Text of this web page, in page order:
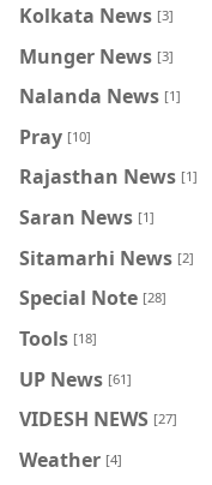
Kolkata News [3]
Munger News [3]
Nalanda News [1]
Pray [10]
Rajasthan News [1]
Saran News [1]
Sitamarhi News [2]
Special Note [28]
Tools [18]
UP News [61]
VIDESH NEWS [27]
Weather [4]